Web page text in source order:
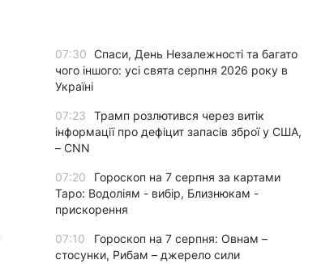
07:30 Спаси, День Незалежності та багато
чого іншого: усі свята серпня 2026 року в
Україні
07:23
Трамп розлютився через витік
інформації про дефіцит запасів зброї у США,
– CNN
07:20
Гороскоп на 7 серпня за картами
Таро: Водоліям - вибір, Близнюкам -
прискорення
07:10
Гороскоп на 7 серпня: Овнам –
стосунки, Рибам – джерело сили